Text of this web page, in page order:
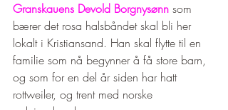
Granskauens Devold Borgnysønn som
bærer det rosa halsbåndet skal bli her
lokalt i Kristiansand. Han skal flytte til en
familie som nå begynner å få store barn,
og som for en del år siden har hatt
rottweiler, og trent med norske